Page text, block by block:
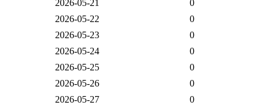
2026-05-21
0
2026-05-22
0
2026-05-23
0
2026-05-24
0
2026-05-25
0
2026-05-26
0
2026-05-27
0